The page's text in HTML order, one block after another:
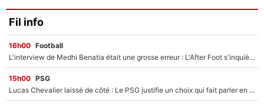
Fil info
16h00 Football
L'interview de Medhi Benatia était une grosse erreur : L'After Foot s'inquiète pour l'avenir de l'ancien dirigeant de l'OM qui pourrait rester longtemps au chômage
15h00 PSG
Lucas Chevalier laissé de côté : Le PSG justifie un choix qui fait parler en plein mercato